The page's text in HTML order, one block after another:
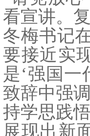
看宣讲。
冬梅书记
要接近实
是‘强国
致辞中强
持学思践
展现出新